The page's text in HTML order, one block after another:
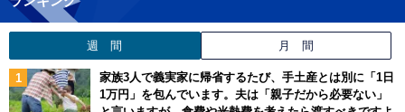
週 間 月 間
家族3人で義実家に帰省するたび、手土産とは別に「1日
1万円」を包んでいます。夫は「親子だから必要ない」